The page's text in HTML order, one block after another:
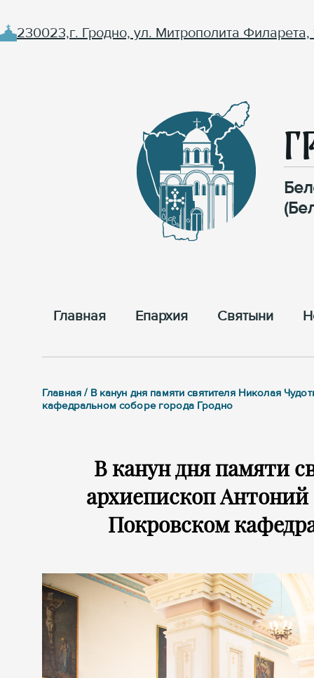
230023,г. Гродно, ул. Митрополита Филарета,
Главная Епархия Cвятыни
Главная / В канун дня памяти святителя Николая
кафедральном соборе города Гродно
В канун дня памяти
архиепископ
Покровском